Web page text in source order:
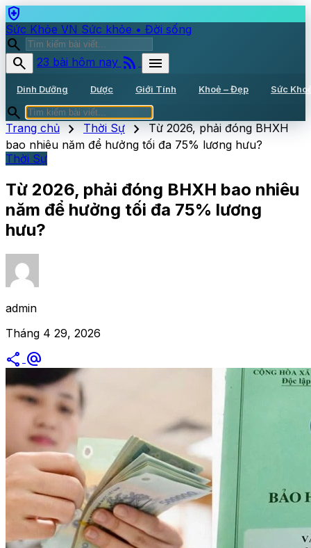
health_and_safety
Sức Khỏe VN Sức khỏe • Đời sống
search
search
23 bài hôm nay rss_feed menu
Dinh Dưỡng Dược Giới Tính Khoẻ – Đẹp Sức
search
Trang chủ chevron_right Thời Sự chevron_right Từ 2026, phải đóng BHXH
bao nhiêu năm để hưởng tối đa 75% lương hưu?
Thời Sự
Từ 2026, phải đóng BHXH bao nhiêu
năm để hưởng tối đa 75% lương
hưu?
admin
Tháng 4 29, 2026
share alternate_email